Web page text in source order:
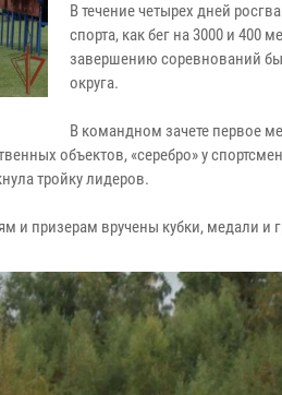
В течение четырех дней
спорта, как бег на 3000 и 400
завершению соревнований
округа.
В командном зачете первое
объектов, «серебро» у
тройку лидеров.
и призерам вручены кубки, медали и